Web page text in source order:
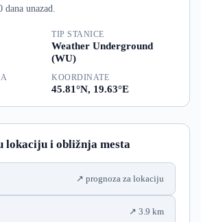
unazad.
TIP STANICE
Weather Underground
(WU)
KOORDINATE
45.81°N, 19.63°E
lokaciju i obližnja mesta
prognoza za lokaciju
3.9 km